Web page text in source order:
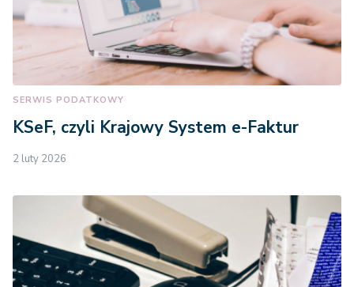
SERWIS PODATKOWY
KSeF, czyli Krajowy System e-Faktur
2 luty 2026